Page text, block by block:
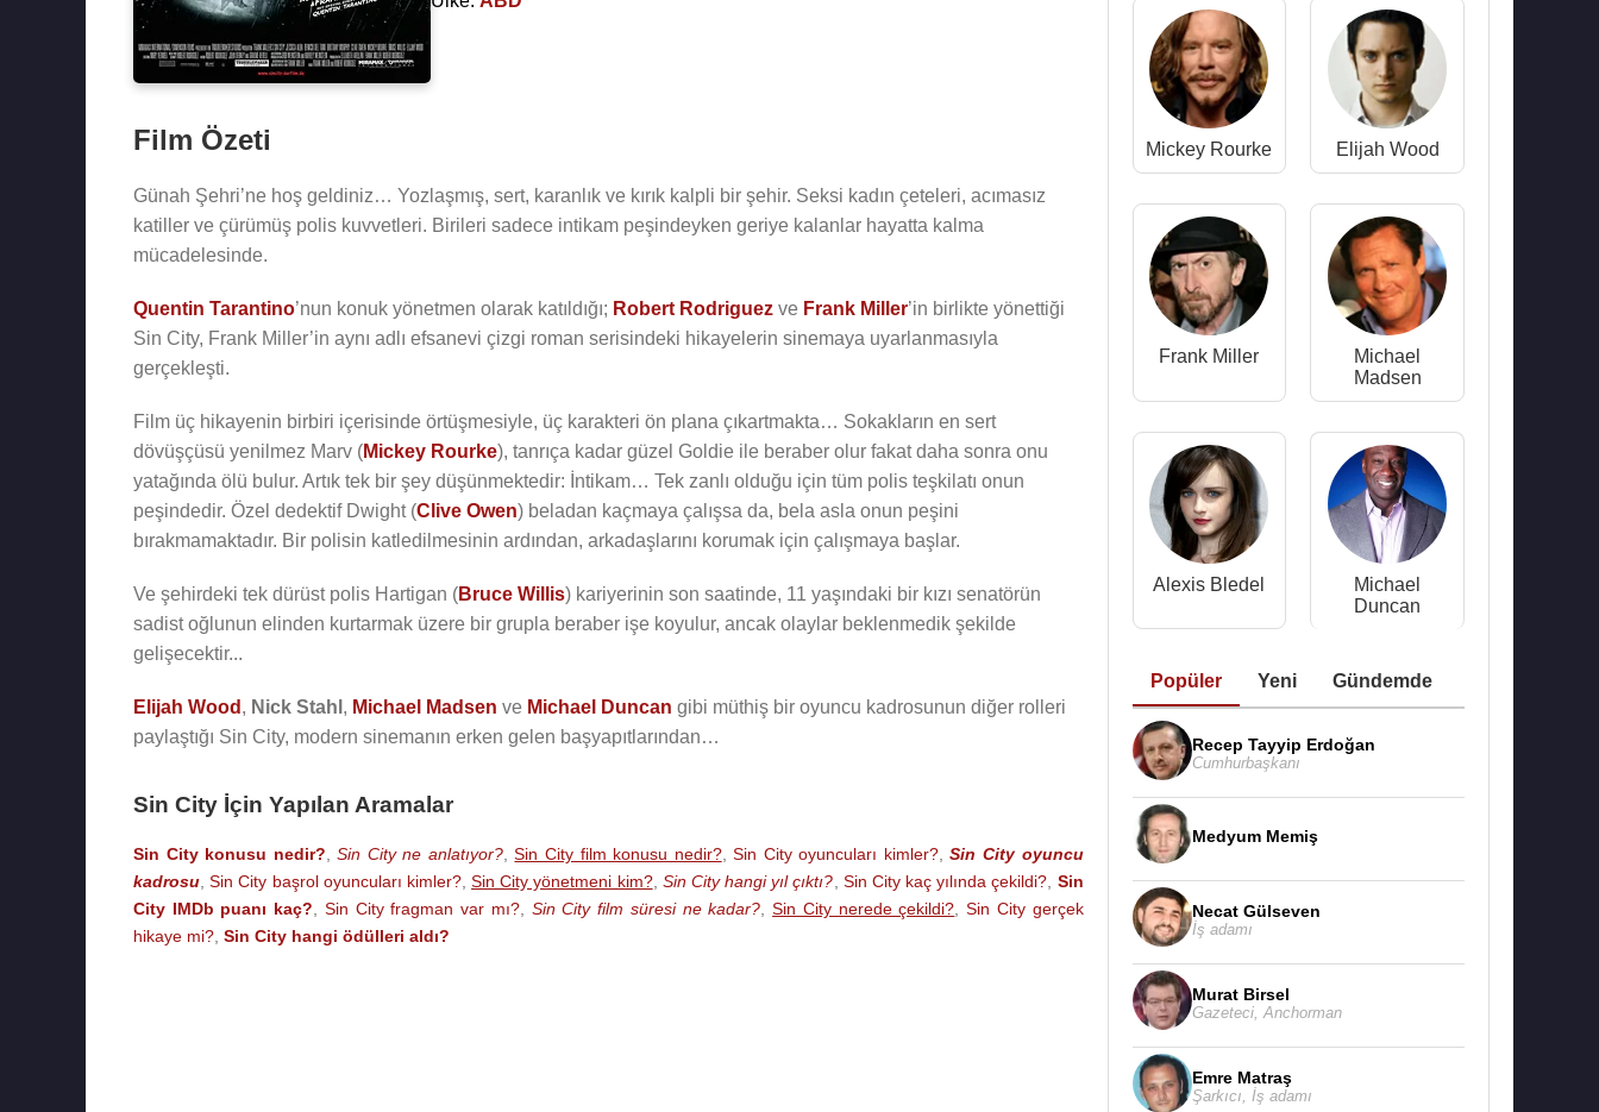
Film Özeti
Günah Şehri’ne hoş geldiniz… Yozlaşmış, sert, karanlık ve kırık kalpli bir şehir. Seksi kadın çeteleri, acımasız
katiller ve çürümüş polis kuvvetleri. Birileri sadece intikam peşindeyken geriye kalanlar hayatta kalma
mücadelesinde.
Quentin Tarantino’nun konuk yönetmen olarak katıldığı; Robert Rodriguez ve Frank Miller’in birlikte yönettiği
Sin City, Frank Miller’in aynı adlı efsanevi çizgi roman serisindeki hikayelerin sinemaya uyarlanmasıyla
gerçekleşti.
Film üç hikayenin birbiri içerisinde örtüşmesiyle, üç karakteri ön plana çıkartmakta… Sokakların en sert
dövüşçüsü yenilmez Marv (Mickey Rourke), tanrıça kadar güzel Goldie ile beraber olur fakat daha sonra onu
yatağında ölü bulur. Artık tek bir şey düşünmektedir: İntikam… Tek zanlı olduğu için tüm polis teşkilatı onun
peşindedir. Özel dedektif Dwight (Clive Owen) beladan kaçmaya çalışsa da, bela asla onun peşini
bırakmamaktadır. Bir polisin katledilmesinin ardından, arkadaşlarını korumak için çalışmaya başlar.
Ve şehirdeki tek dürüst polis Hartigan (Bruce Willis) kariyerinin son saatinde, 11 yaşındaki bir kızı senatörün
sadist oğlunun elinden kurtarmak üzere bir grupla beraber işe koyulur, ancak olaylar beklenmedik şekilde
gelişecektir...
Elijah Wood , Nick Stahl , Michael Madsen ve Michael Duncan gibi müthiş bir oyuncu kadrosunun diğer rolleri
paylaştığı Sin City, modern sinemanın erken gelen başyapıtlarından…
Sin City İçin Yapılan Aramalar
Sin City konusu nedir? ,Sin City ne anlatıyor?,Sin City film konusu nedir?,Sin City oyuncuları kimler?,Sin City oyuncu
kadrosu ,Sin City başrol oyuncuları kimler?,Sin City yönetmeni kim?, Sin City hangi yıl çıktı? Sin City kaç yılında çekildi? Sin
City IMDb puanı kaç?
Sin City fragman var mı?, Sin City film süresi ne kadar? ,Sin City nerede çekildi? ,Sin City gerçek
hikaye mi? Sin City hangi ödülleri aldı?
Mickey Rourke Elijah Wood
Frank Miller
Michael
Madsen
Alexis Bledel
Michael
Duncan
Popüler Yeni Gündemde
Recep Tayyip Erdoğan
Cumhurbaşkanı
Medyum Memiş
Necat Gülseven
İş adamı
Murat Birsel
Gazeteci, Anchorman
Emre Matraş
Şarkıcı İş adamı